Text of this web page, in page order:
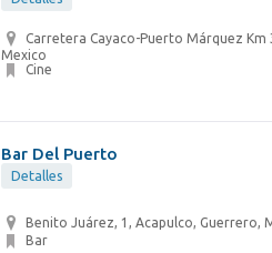
Carretera Cayaco-Puerto Márquez Km
Mexico
Cine
Bar Del Puerto
Detalles
Benito Juárez, 1, Acapulco, Guerrero,
Bar